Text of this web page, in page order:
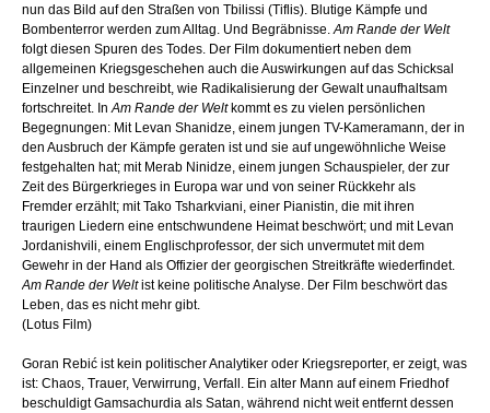
nun das Bild auf den Straßen von Tbilissi (Tiflis). Blutige Kämpfe und
Bombenterror werden zum Alltag. Und Begräbnisse.Am Rande der Welt
folgt diesen Spuren des Todes. Der Film dokumentiert neben dem
allgemeinen Kriegsgeschehen auch die Auswirkungen auf das Schicksal
Einzelner und beschreibt, wie Radikalisierung der Gewalt unaufhaltsam
fortschreitet. InAm Rande der Welt kommt es zu vielen persönlichen
Begegnungen: Mit Levan Shanidze, einem jungen TV-Kameramann, der in
den Ausbruch der Kämpfe geraten ist und sie auf ungewöhnliche Weise
festgehalten hat; mit Merab Ninidze, einem jungen Schauspieler, der zur
Zeit des Bürgerkrieges in Europa war und von seiner Rückkehr als
Fremder erzählt; mit Tako Tsharkviani, einer Pianistin, die mit ihren
traurigen Liedern eine entschwundene Heimat beschwört; und mit Levan
Jordanishvili, einem Englischprofessor, der sich unvermutet mit dem
Gewehr in der Hand als Offizier der georgischen Streitkräfte wiederfindet.
Am Rande der Weltist keine politische Analyse. Der Film beschwört das
Leben, das es nicht mehr gibt.
(Lotus Film)
Goran Rebić ist kein politischer Analytiker oder Kriegsreporter, er zeigt, was
ist: Chaos, Trauer, Verwirrung, Verfall. Ein alter Mann auf einem Friedhof
beschuldigt Gamsachurdia als Satan, während nicht weit entfernt dessen